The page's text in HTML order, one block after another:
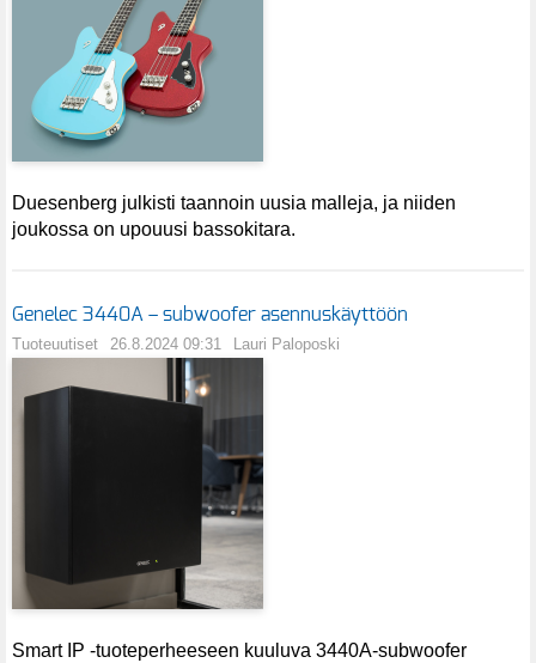
Duesenberg julkisti taannoin uusia malleja, ja niiden
joukossa on upouusi bassokitara.
Genelec 3440A – subwoofer asennuskäyttöön
Tuoteuutiset 26.8.2024 09:31 Lauri Paloposki
Smart IP -tuoteperheeseen kuuluva 3440A-subwoofer